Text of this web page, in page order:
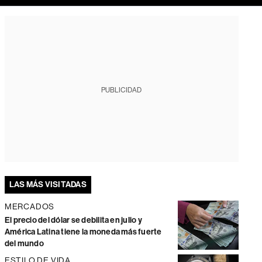
PUBLICIDAD
LAS MÁS VISITADAS
MERCADOS
El precio del dólar se debilita en julio y
América Latina tiene la moneda más fuerte
del mundo